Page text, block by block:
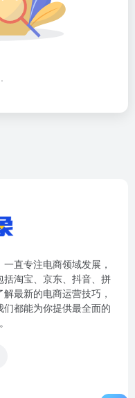
直专注电商领域发展，
淘宝、京东、抖音、拼
最新的电商运营技巧，
都能为你提供最全面的